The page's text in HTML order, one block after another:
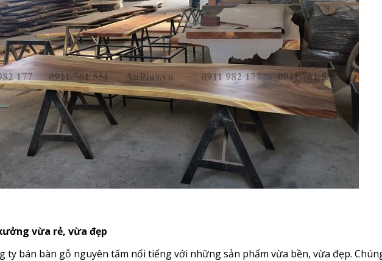
vừa rẻ, vừa đẹp
ty bán bàn gỗ nguyên tấm nổi tiếng với những sản phẩm vừa bền, vừa đẹp.